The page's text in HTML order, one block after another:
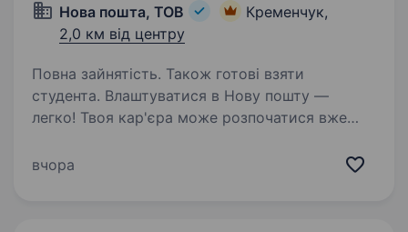
Нова пошта, ТОВ
Кременчук,
2,0 км від центру
Повна зайнятість. Також готові взяти
студента. Влаштуватися в Нову пошту —
легко! Твоя кар'єра може розпочатися вже
приймальника відділення. Ти шукаєш?
вчора